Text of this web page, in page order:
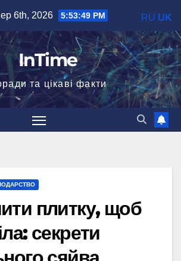
6th, 2026 5:53:50 PM
InTime
та цікаві факти
плитку, щоб
секрети
RU UK